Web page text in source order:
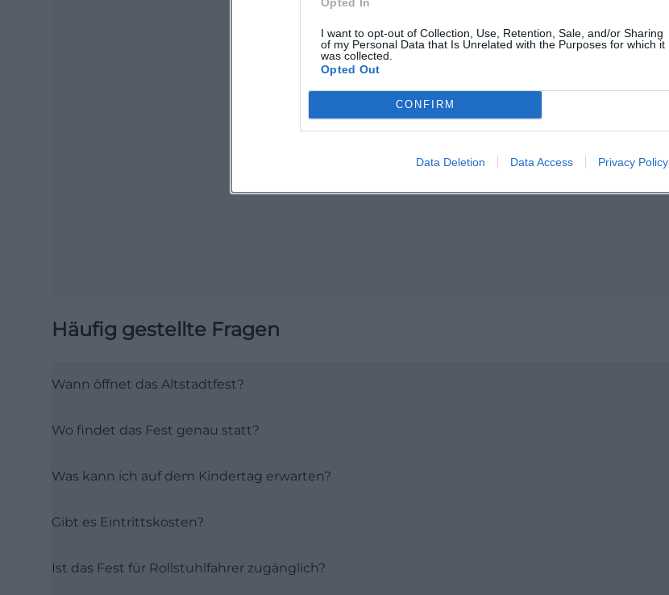
I want to opt-out of Collection, Use, Retention, Sale, and/or Sharing
of my Personal Data that Is Unrelated with the Purposes for which it
was collected.
Opted Out
CONFIRM
Data Deletion Data Access Privacy Policy
Open in Google Maps
Häufig gestellte Fragen
Wann öffnet das Altstadtfest?
Wo findet das Fest genau statt?
Was kann ich auf dem Kindertag erwarten?
Gibt es Eintrittskosten?
Ist das Fest für Rollstuhlfahrer zugänglich?